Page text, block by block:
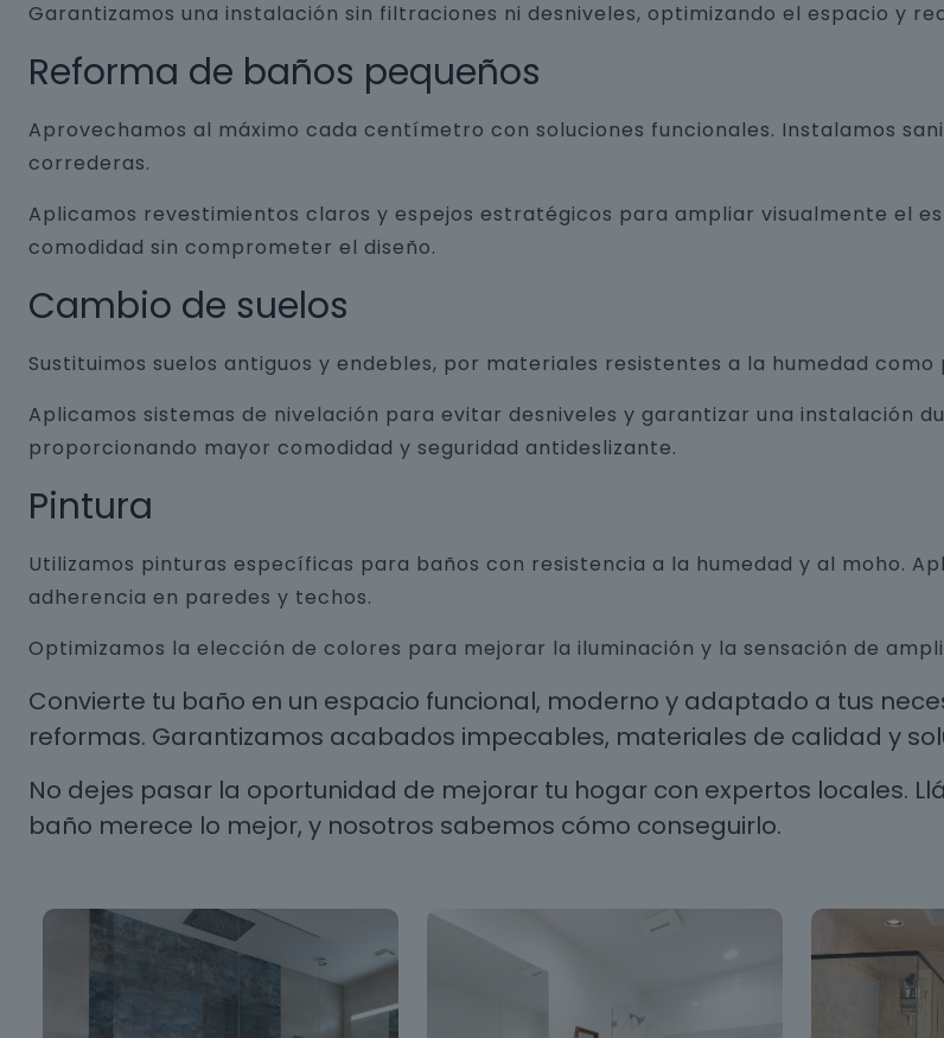
Garantizamos una instalación sin filtraciones ni desniveles, optimizando el espacio y
Reforma de baños pequeños
Aprovechamos al máximo cada centímetro con soluciones funcionales. Instalamos
correderas.
Aplicamos revestimientos claros y espejos estratégicos para ampliar visualmente el
comodidad sin comprometer el diseño.
Cambio de suelos
Sustituimos suelos antiguos y endebles, por materiales resistentes a la humedad
Aplicamos sistemas de nivelación para evitar desniveles y garantizar una instalación
proporcionando mayor comodidad y seguridad antideslizante.
Pintura
Utilizamos pinturas específicas para baños con resistencia a la humedad y al moho.
adherencia en paredes y techos.
Optimizamos la elección de colores para mejorar la iluminación y la sensación de
Convierte tu baño en un espacio funcional, moderno y adaptado a tus
reformas. Garantizamos acabados impecables, materiales de calidad y
No dejes pasar la oportunidad de mejorar tu hogar con expertos locales.
baño merece lo mejor, y nosotros sabemos cómo conseguirlo.